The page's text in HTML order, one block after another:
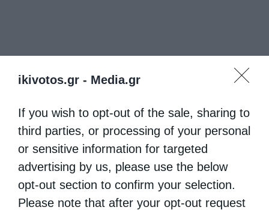
ikivotos.gr - Media.gr
If you wish to opt-out of the sale, sharing to
third parties, or processing of your personal
or sensitive information for targeted
advertising by us, please use the below
opt-out section to confirm your selection.
Please note that after your opt-out request